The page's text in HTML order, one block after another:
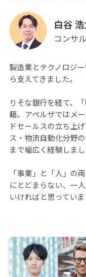
白谷
コンサ
製造業とテクノロジ
ら支えてきました。
りそな銀行を経て、
籍。アペルザではメ
ドセールスの立ち上
ス・物流自動化分野
まで幅広く経験しまし
「事業」と「人」の
にとどまらない、一
いければと思っていま